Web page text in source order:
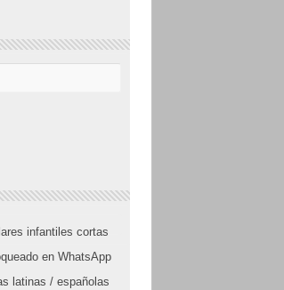
infantiles cortas
en WhatsApp
latinas / españolas